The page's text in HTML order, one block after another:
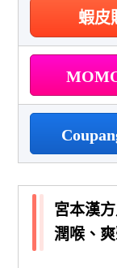
蝦皮
宮本漢
潤喉、